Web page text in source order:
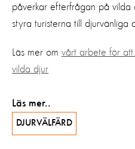
påverkar efterfrågan på vilda
styra turisterna till djurvänliga
Läs mer om vårt arbete för
vilda djur
Läs mer..
DJURVÄLFÄRD